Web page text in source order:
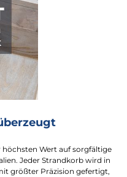
höchsten Wert auf sorgfältige
Jeder Strandkorb wird in
größter Präzision gefertigt,